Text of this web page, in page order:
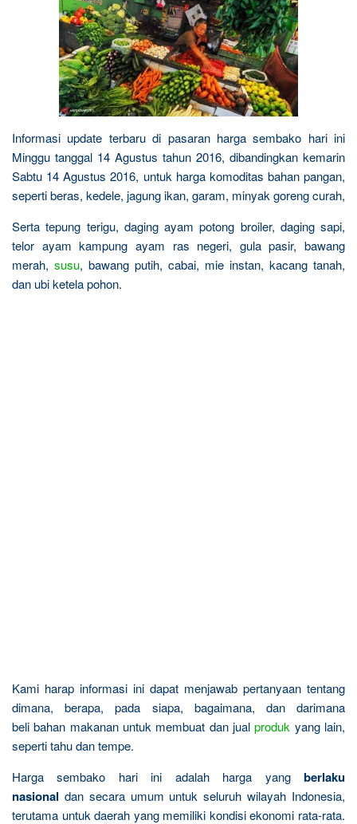
Informasi update terbaru di pasaran harga sembako hari ini
Minggu tanggal 14 Agustus tahun 2016, dibandingkan kemarin
Sabtu 14 Agustus 2016, untuk harga komoditas bahan pangan,
seperti beras, kedele, jagung ikan, garam, minyak goreng curah,
Serta tepung terigu, daging ayam potong broiler, daging sapi,
telor ayam kampung ayam ras negeri, gula pasir, bawang
merah, susu, bawang putih, cabai, mie instan, kacang tanah,
dan ubi ketela pohon.
Kami harap informasi ini dapat menjawab pertanyaan tentang
dimana, berapa, pada siapa, bagaimana, dan darimana
beli bahan makanan untuk membuat dan jualproduk yang lain,
seperti tahu dan tempe.
Harga sembako hari ini adalah harga yang berlaku
nasional dan secara umum untuk seluruh wilayah Indonesia,
terutama untuk daerah yang memiliki kondisi ekonomi rata-rata.